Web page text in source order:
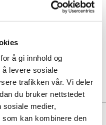
å gi innhold og
å levere sosiale
trafikken vår. Vi deler
du bruker nettstedet
sosiale medier,
kan kombinere den